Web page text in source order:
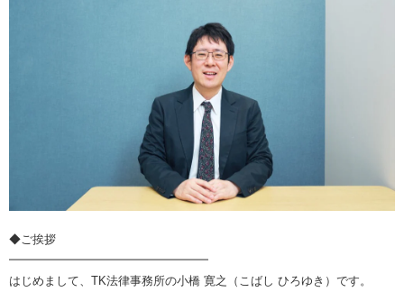
◆ご挨拶
━━━━━━━━━━━━━━━━━
はじめまして、TK法律事務所の小橋 寛之（こばし ひろゆき）です。